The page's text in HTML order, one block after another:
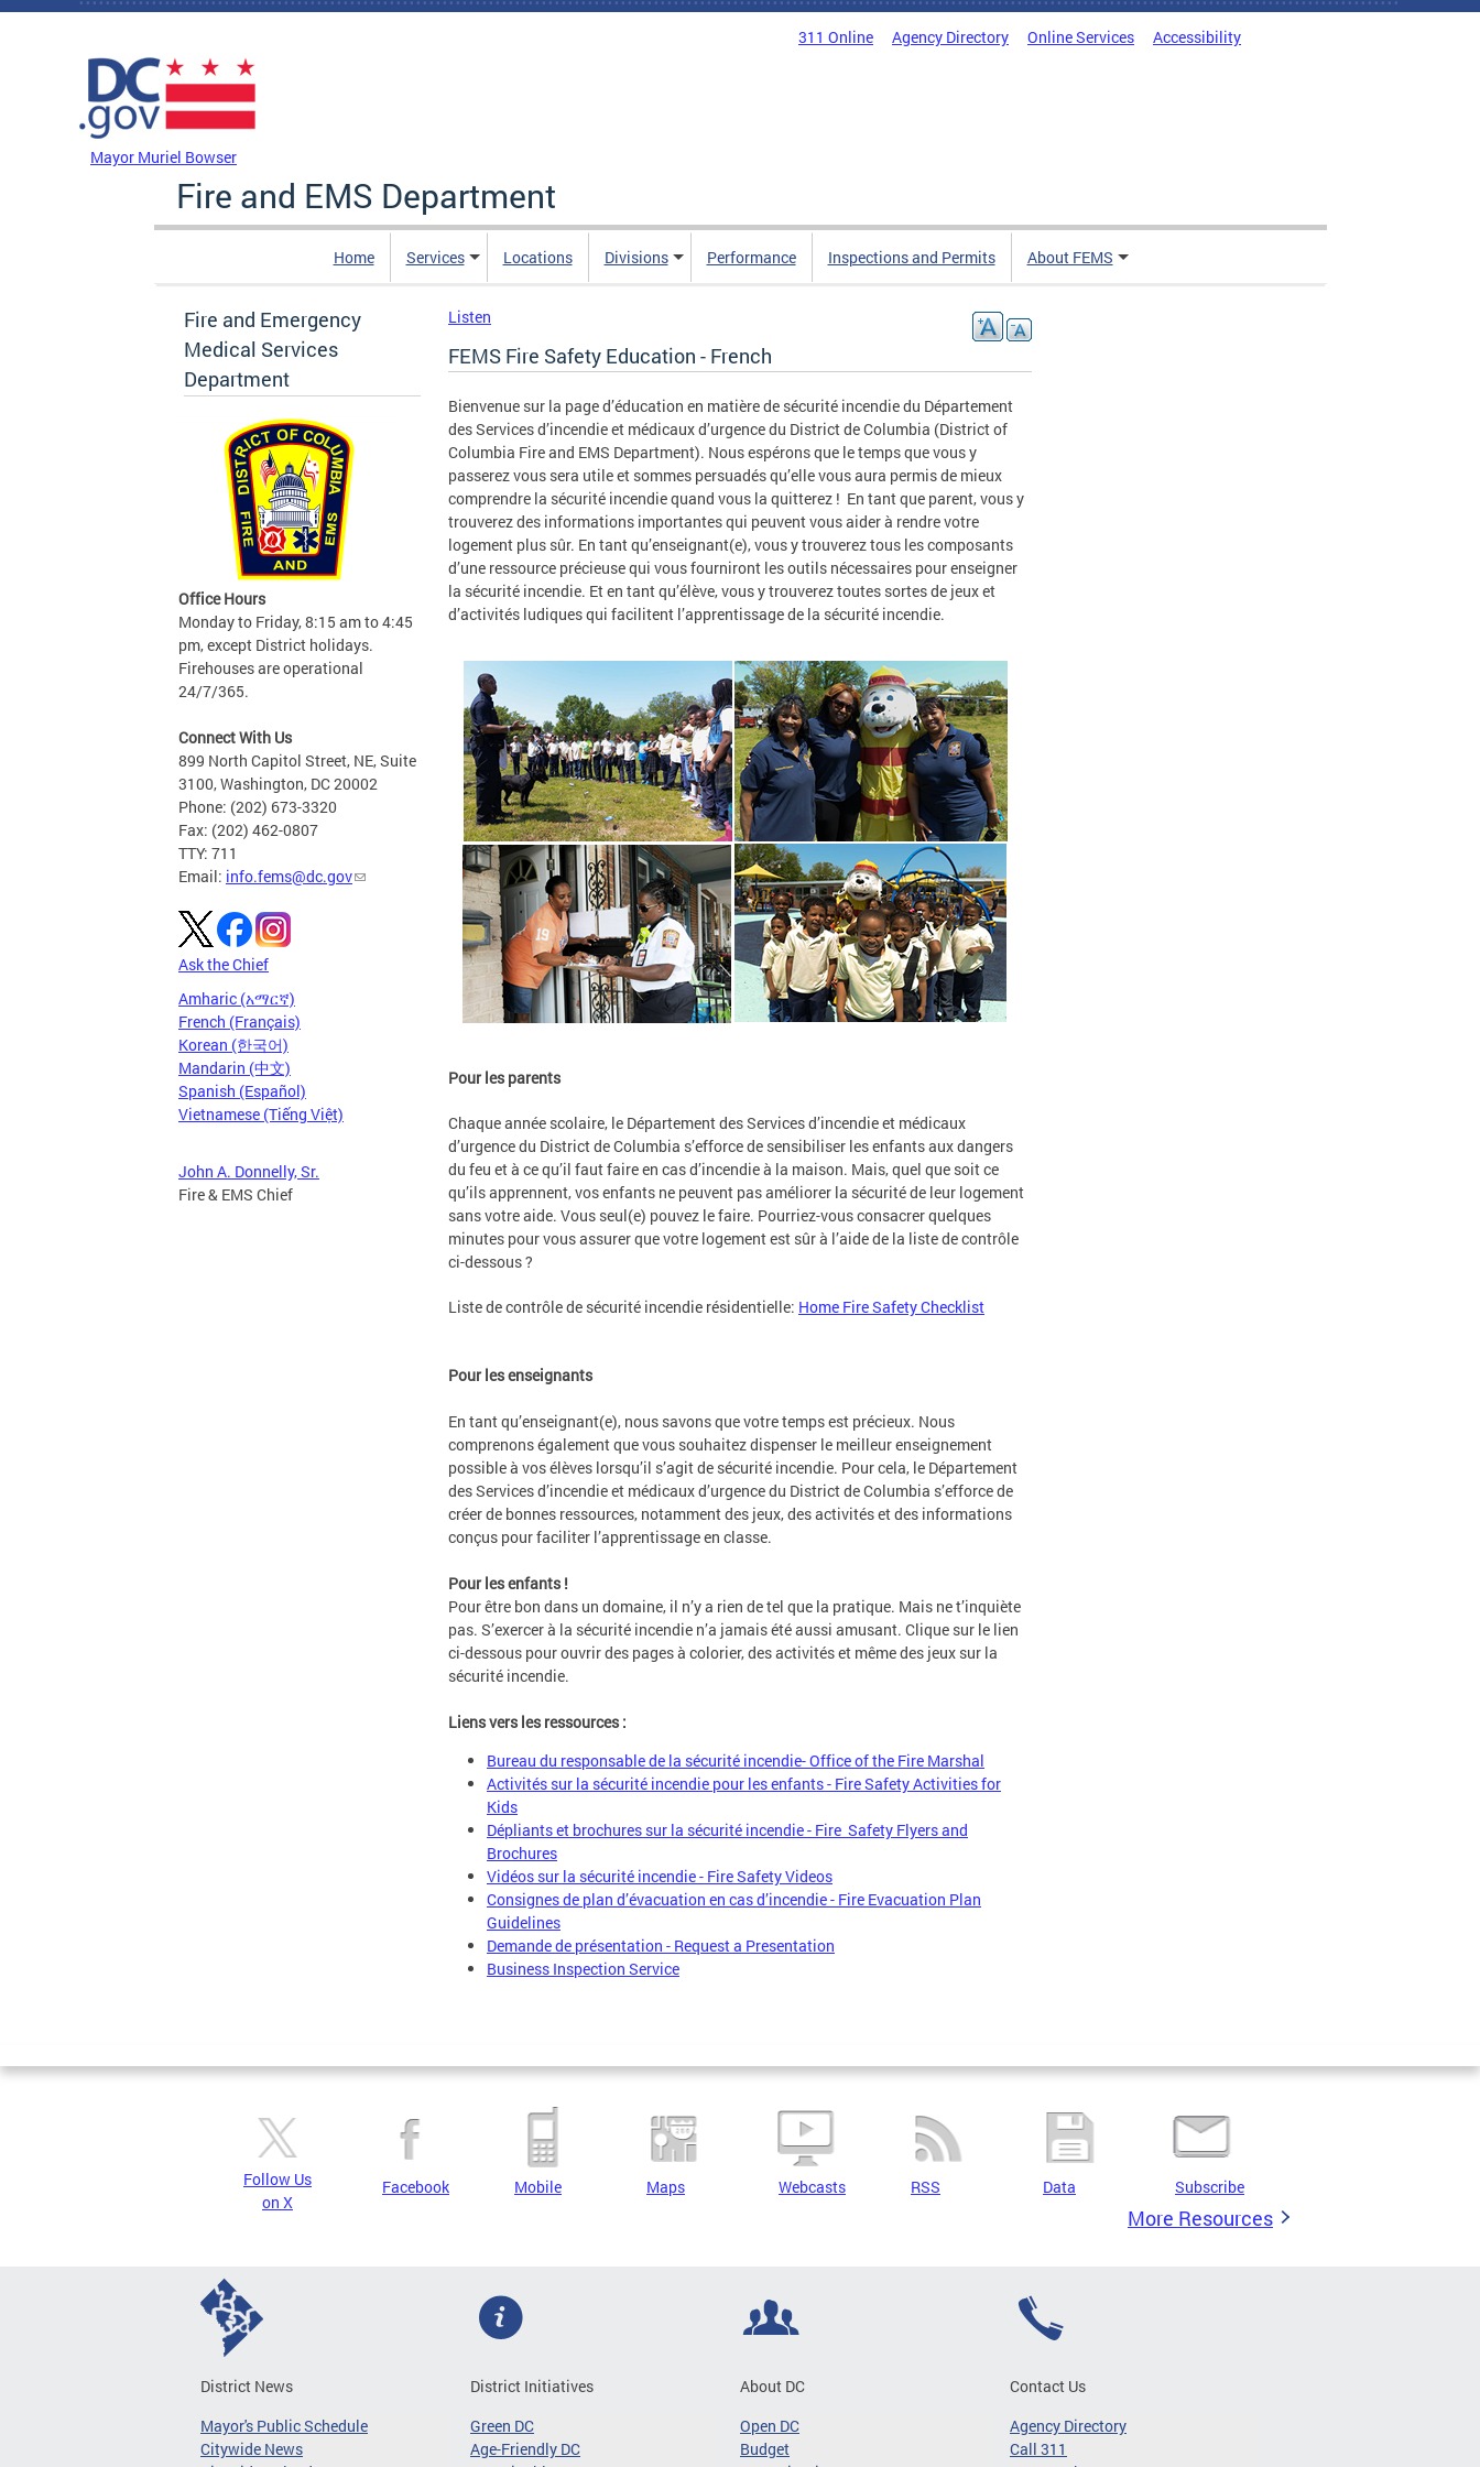
Skip to main content
311 Online Agency Directory Online Services Accessibility
Mayor Muriel Bowser
Fire and EMS Department
Home Services Locations Divisions Performance Inspections and Permits About FEMS
Fire and Emergency
Medical Services
Department
Office Hours
Monday to Friday, 8:15 am to 4:45
pm, except District holidays.
Firehouses are operational
24/7/365.
Connect With Us
899 North Capitol Street, NE, Suite
3100, Washington, DC 20002
Phone: (202) 673-3320
Fax: (202) 462-0807
TTY: 711
Email: info.fems@dc.gov
Ask the Chief
Amharic (አማርኛ)
French (Français)
Korean (한국어)
Mandarin (中文)
Spanish (Español)
Vietnamese (Tiếng Việt)
John A. Donnelly, Sr.
Fire & EMS Chief
Listen
FEMS Fire Safety Education - French
Bienvenue sur la page d’éducation en matière de sécurité incendie du Département
des Services d’incendie et médicaux d’urgence du District de Columbia (District of
Columbia Fire and EMS Department). Nous espérons que le temps que vous y
passerez vous sera utile et sommes persuadés qu’elle vous aura permis de mieux
comprendre la sécurité incendie quand vous la quitterez ! En tant que parent, vous y
trouverez des informations importantes qui peuvent vous aider à rendre votre
logement plus sûr. En tant qu’enseignant(e), vous y trouverez tous les composants
d’une ressource précieuse qui vous fourniront les outils nécessaires pour enseigner
la sécurité incendie. Et en tant qu’élève, vous y trouverez toutes sortes de jeux et
d’activités ludiques qui facilitent l’apprentissage de la sécurité incendie.
Pour les parents
Chaque année scolaire, le Département des Services d’incendie et médicaux
d’urgence du District de Columbia s’efforce de sensibiliser les enfants aux dangers
du feu et à ce qu’il faut faire en cas d’incendie à la maison. Mais, quel que soit ce
qu’ils apprennent, vos enfants ne peuvent pas améliorer la sécurité de leur logement
sans votre aide. Vous seul(e) pouvez le faire. Pourriez-vous consacrer quelques
minutes pour vous assurer que votre logement est sûr à l’aide de la liste de contrôle
ci-dessous ?
Liste de contrôle de sécurité incendie résidentielle: Home Fire Safety Checklist
Pour les enseignants
En tant qu’enseignant(e), nous savons que votre temps est précieux. Nous
comprenons également que vous souhaitez dispenser le meilleur enseignement
possible à vos élèves lorsqu’il s’agit de sécurité incendie. Pour cela, le Département
des Services d’incendie et médicaux d’urgence du District de Columbia s’efforce de
créer de bonnes ressources, notamment des jeux, des activités et des informations
conçus pour faciliter l’apprentissage en classe.
Pour les enfants !
Pour être bon dans un domaine, il n’y a rien de tel que la pratique. Mais ne t’inquiète
pas. S’exercer à la sécurité incendie n’a jamais été aussi amusant. Clique sur le lien
ci-dessous pour ouvrir des pages à colorier, des activités et même des jeux sur la
sécurité incendie.
Liens vers les ressources :
Bureau du responsable de la sécurité incendie- Office of the Fire Marshal
Activités sur la sécurité incendie pour les enfants - Fire Safety Activities for
Kids
Dépliants et brochures sur la sécurité incendie - Fire Safety Flyers and
Brochures
Vidéos sur la sécurité incendie - Fire Safety Videos
Consignes de plan d’évacuation en cas d’incendie - Fire Evacuation Plan
Guidelines
Demande de présentation - Request a Presentation
Business Inspection Service
Follow Us
on X
Facebook Mobile Maps Webcasts RSS Data Subscribe
More Resources
District News
Mayor's Public Schedule
Citywide News
District Initiatives
Green DC
Age-Friendly DC
About DC
Open DC
Budget
Contact Us
Agency Directory
Call 311